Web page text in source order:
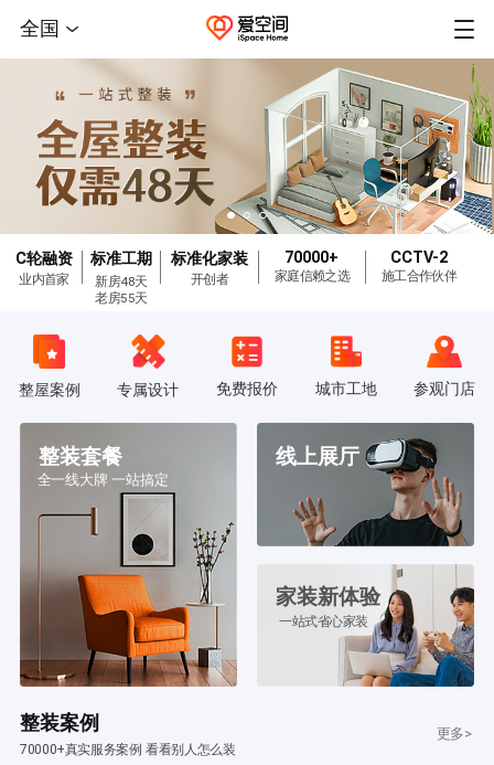
全国
C轮融资
业内首家
标准工期
新房48天
老房55天
标准化家装
开创者
70000+
家庭信赖之选
CCTV-2
施工合作伙伴
整屋案例 专属设计 免费报价 城市工地 参观门店
整装套餐
全一线大牌 一站搞定
线上展厅
家装新体验
一站式省心家装
整装案例
70000+真实服务案例 看看别人怎么装
更多>